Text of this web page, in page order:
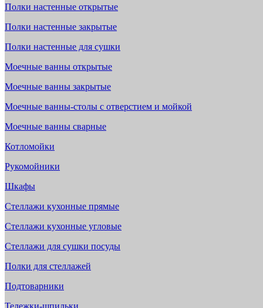
Полки настенные открытые
Полки настенные закрытые
Полки настенные для сушки
Моечные ванны открытые
Моечные ванны закрытые
Моечные ванны-столы с отверстием и мойкой
Моечные ванны сварные
Котломойки
Рукомойники
Шкафы
Стеллажи кухонные прямые
Стеллажи кухонные угловые
Стеллажи для сушки посуды
Полки для стеллажей
Подтоварники
Тележки-шпильки